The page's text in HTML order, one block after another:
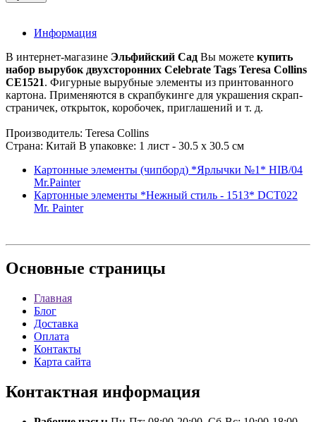
Информация
В интернет-магазине Эльфийский Сад Вы можете купить
набор вырубок двухсторонних Celebrate Tags Teresa Collins
CE1521. Фигурные вырубные элементы из принтованного
картона. Применяются в скрапбукинге для украшения скрап-
страничек, открыток, коробочек, приглашений и т. д.
Производитель: Teresa Collins
Страна: Китай В упаковке: 1 лист - 30.5 х 30.5 см
Картонные элементы (чипборд) *Ярлычки №1* HIB/04
Mr.Painter
Картонные элементы *Нежный стиль - 1513* DCT022
Mr. Painter
Основные страницы
Главная
Блог
Доставка
Оплата
Контакты
Карта сайта
Контактная информация